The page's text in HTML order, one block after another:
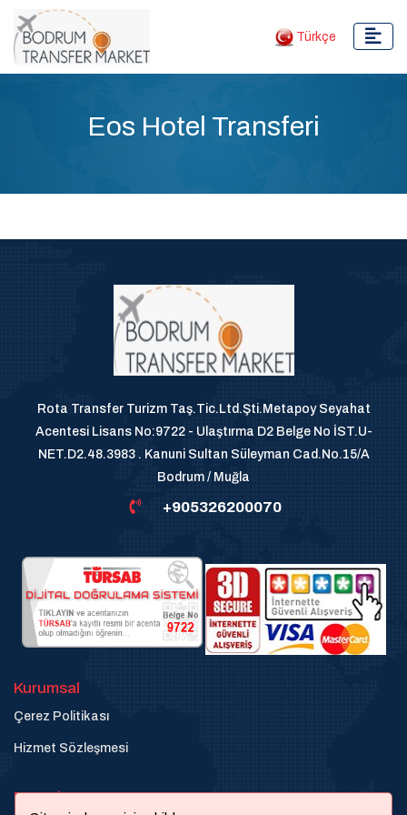
Türkçe
Eos Hotel Transferi
Rota Transfer Turizm Taş.Tic.Ltd.Şti.Metapoy Seyahat
Acentesi Lisans No:9722 - Ulaştırma D2 Belge No İST.U-
NET.D2.48.3983 . Kanuni Sultan Süleyman Cad.No.15/A
Bodrum / Muğla
+905326200070
Kurumsal
Çerez Politikası
Hizmet Sözleşmesi
Destek